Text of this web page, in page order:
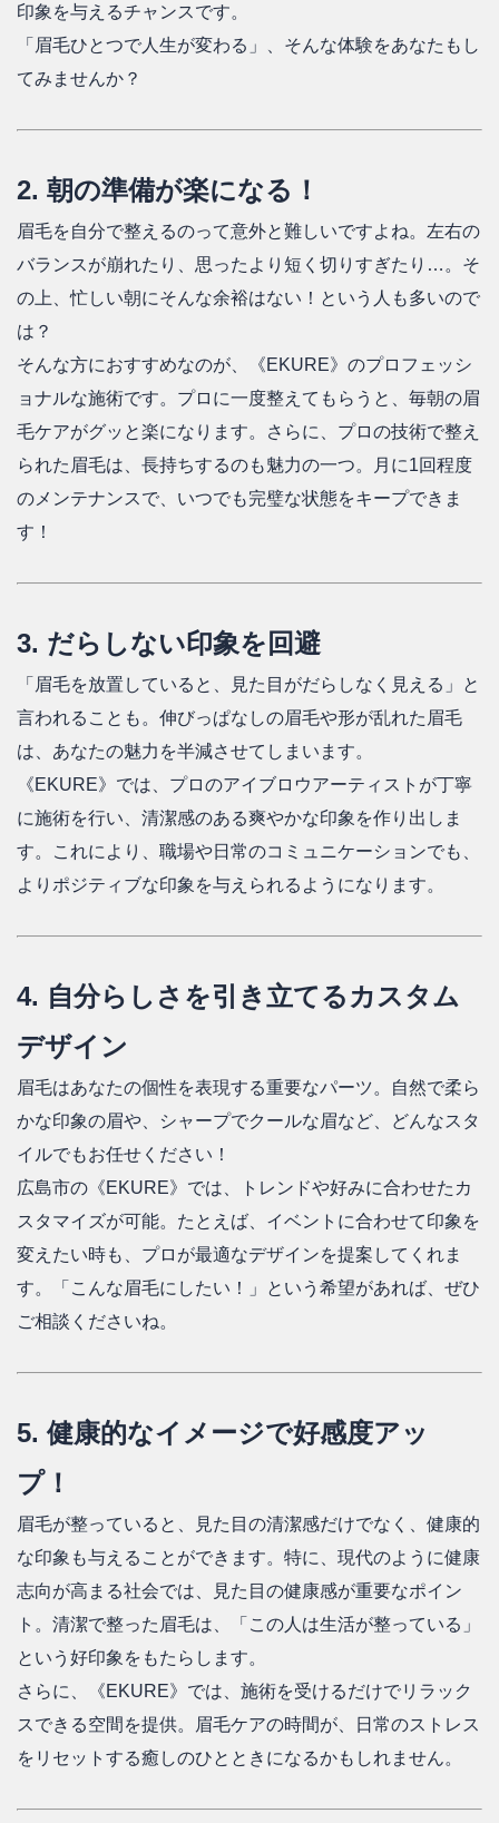
印象を与えるチャンスです。
「眉毛ひとつで人生が変わる」、そんな体験をあなたもし
てみませんか？
2. 朝の準備が楽になる！
眉毛を自分で整えるのって意外と難しいですよね。左右の
バランスが崩れたり、思ったより短く切りすぎたり…。そ
の上、忙しい朝にそんな余裕はない！という人も多いので
は？
そんな方におすすめなのが、《EKURE》のプロフェッシ
ョナルな施術です。プロに一度整えてもらうと、毎朝の眉
毛ケアがグッと楽になります。さらに、プロの技術で整え
られた眉毛は、長持ちするのも魅力の一つ。月に1回程度
のメンテナンスで、いつでも完璧な状態をキープできま
す！
3. だらしない印象を回避
「眉毛を放置していると、見た目がだらしなく見える」と
言われることも。伸びっぱなしの眉毛や形が乱れた眉毛
は、あなたの魅力を半減させてしまいます。
《EKURE》では、プロのアイブロウアーティストが丁寧
に施術を行い、清潔感のある爽やかな印象を作り出しま
す。これにより、職場や日常のコミュニケーションでも、
よりポジティブな印象を与えられるようになります。
4. 自分らしさを引き立てるカスタム
デザイン
眉毛はあなたの個性を表現する重要なパーツ。自然で柔ら
かな印象の眉や、シャープでクールな眉など、どんなスタ
イルでもお任せください！
広島市の《EKURE》では、トレンドや好みに合わせたカ
スタマイズが可能。たとえば、イベントに合わせて印象を
変えたい時も、プロが最適なデザインを提案してくれま
す。「こんな眉毛にしたい！」という希望があれば、ぜひ
ご相談くださいね。
5. 健康的なイメージで好感度アッ
プ！
眉毛が整っていると、見た目の清潔感だけでなく、健康的
な印象も与えることができます。特に、現代のように健康
志向が高まる社会では、見た目の健康感が重要なポイン
ト。清潔で整った眉毛は、「この人は生活が整っている」
という好印象をもたらします。
さらに、《EKURE》では、施術を受けるだけでリラック
スできる空間を提供。眉毛ケアの時間が、日常のストレス
をリセットする癒しのひとときになるかもしれません。